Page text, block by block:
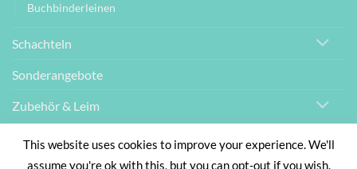
Buchbinderleinen
Schachteln
Sonderangebote
Zubehör & Leim
IMPRESSUM AGB
DATENSCHUTZBELEHRUNG
This website uses cookies to improve your experience. We'll
assume you're ok with this, but you can opt-out if you wish.